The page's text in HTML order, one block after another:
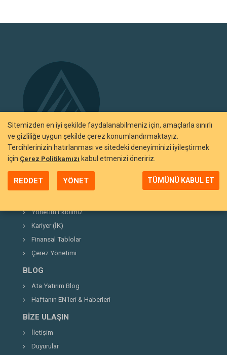
BIZI TANIYIN
Neden Ata Yatırım?
Şirket Hakkında
Yönetim Ekibimiz
Kariyer (İK)
Finansal Tablolar
Çerez Yönetimi
BLOG
Ata Yatırım Blog
Haftanın EN'leri & Haberleri
BIZE ULAŞIN
İletişim
Duyurular
Sitemizden en iyi şekilde faydalanabilmeniz için, amaçlarla sınırlı
ve gizliliğe uygun şekilde çerez konumlandırmaktayız.
Tercihlerinizin hatırlanması ve sitedeki deneyiminizi iyileştirmek
için Çerez Politikamızı kabul etmenizi öneririz.
REDDET YÖNET TÜMÜNÜ KABUL ET